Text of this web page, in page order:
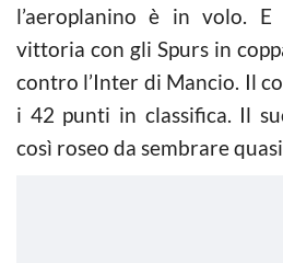
l’aeroplanino è in volo.
vittoria con gli Spurs in
contro l’Inter di Mancio. Il
i 42 punti in classifica. Il
così roseo da sembrare